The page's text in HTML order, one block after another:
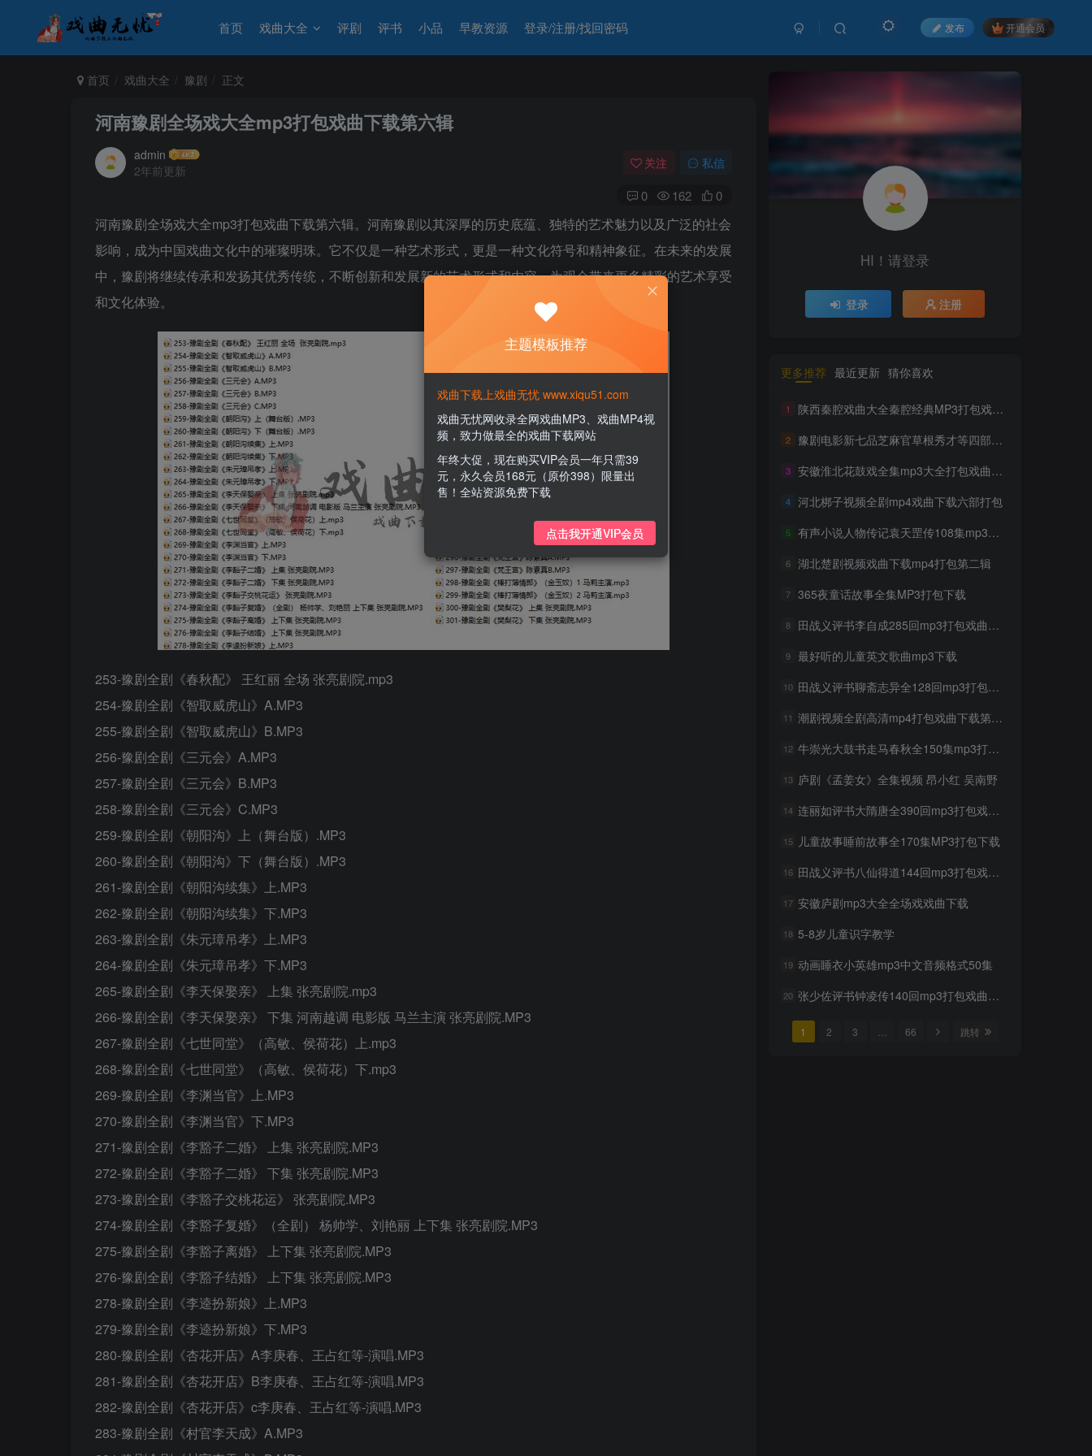
首页 戏曲大全 评剧 评书 小品 早教资源 登录/注册/找回密码 发布 开通会员
首页 戏曲大全 豫剧 正文
河南豫剧全场戏大全mp3打包戏曲下载第六辑
admin
2年前更新
关注 私信
0 162 0
河南豫剧全场戏大全mp3打包戏曲下载第六辑。河南豫剧以其深厚的历史底蕴、独特的艺术魅力以及广泛的社会
影响，成为中国戏曲文化中的璀璨明珠。它不仅是一种艺术形式，更是一种文化符号和精神象征。在未来的发展
中，豫剧将继续传承和发扬其优秀传统，不断创新和发展新的艺术形式和内容，为观众带来更多精彩的艺术享受
和文化体验。
253-豫剧全剧《春秋配》 王红丽 全场 张亮剧院.mp3
254-豫剧全剧《智取威虎山》A.MP3
255-豫剧全剧《智取威虎山》B.MP3
256-豫剧全剧《三元会》A.MP3
257-豫剧全剧《三元会》B.MP3
258-豫剧全剧《三元会》C.MP3
259-豫剧全剧《朝阳沟》上（舞台版）.MP3
260-豫剧全剧《朝阳沟》下（舞台版）.MP3
261-豫剧全剧《朝阳沟续集》上.MP3
262-豫剧全剧《朝阳沟续集》下.MP3
263-豫剧全剧《朱元璋吊孝》上.MP3
264-豫剧全剧《朱元璋吊孝》下.MP3
265-豫剧全剧《李天保娶亲》 上集 张亮剧院.mp3
266-豫剧全剧《李天保娶亲》 下集 河南越调 电影版 马兰主演 张亮剧院.MP3
267-豫剧全剧《七世同堂》（高敏、侯荷花）上.mp3
268-豫剧全剧《七世同堂》（高敏、侯荷花）下.mp3
269-豫剧全剧《李渊当官》上.MP3
270-豫剧全剧《李渊当官》下.MP3
271-豫剧全剧《李豁子二婚》 上集 张亮剧院.MP3
272-豫剧全剧《李豁子二婚》 下集 张亮剧院.MP3
273-豫剧全剧《李豁子交桃花运》 张亮剧院.MP3
274-豫剧全剧《李豁子复婚》（全剧） 杨帅学、刘艳丽 上下集 张亮剧院.MP3
275-豫剧全剧《李豁子离婚》 上下集 张亮剧院.MP3
276-豫剧全剧《李豁子结婚》 上下集 张亮剧院.MP3
278-豫剧全剧《李逵扮新娘》上.MP3
279-豫剧全剧《李逵扮新娘》下.MP3
280-豫剧全剧《杏花开店》A李庚春、王占红等-演唱.MP3
281-豫剧全剧《杏花开店》B李庚春、王占红等-演唱.MP3
282-豫剧全剧《杏花开店》c李庚春、王占红等-演唱.MP3
283-豫剧全剧《村官李天成》A.MP3
HI！请登录
登录 注册
更多推荐 最近更新 猜你喜欢
1 陕西秦腔戏曲大全秦腔经典MP3打包戏曲下载
2 豫剧电影新七品芝麻官草根秀才等四部打包戏曲下载
3 安徽淮北花鼓戏全集mp3大全打包戏曲下载
4 河北梆子视频全剧mp4戏曲下载六部打包
5 有声小说人物传记袁天罡传108集mp3打包戏曲下载
6 湖北楚剧视频戏曲下载mp4打包第二辑
7 365夜童话故事全集MP3打包下载
8 田战义评书李自成285回mp3打包戏曲下载
9 最好听的儿童英文歌曲mp3下载
10 田战义评书聊斋志异全128回mp3打包戏曲下载
11 潮剧视频全剧高清mp4打包戏曲下载第十三辑
12 牛崇光大鼓书走马春秋全150集mp3打包戏曲下载
13 庐剧《孟姜女》全集视频 昂小红 吴南野
14 连丽如评书大隋唐全390回mp3打包戏曲下载
15 儿童故事睡前故事全170集MP3打包下载
16 田战义评书八仙得道144回mp3打包戏曲下载
17 安徽庐剧mp3大全全场戏戏曲下载
18 5-8岁儿童识字教学
19 动画睡衣小英雄mp3中文音频格式50集
20 张少佐评书钟凌传140回mp3打包戏曲下载
1 2 3 66 跳转
HI！请登录
登录 注册
1705人已阅读
豫剧经典唱段大全850首mp3打包戏曲下
TOP1
合集
2年前 1301人已阅读
TOP2
收藏版郭德纲相声专辑mp3
打包戏曲下载
2年前 1162人已阅读
TOP3
潮剧精彩选段200多首mp3打
2年前 1159人已阅读
TOP4
猴子警长探案记第一二三季
2年前 925人已阅读
TOP5
超级飞侠动画片1-9季全集中
贝瓦儿歌大全mp3版346首打
豫剧选段108段mp3打包载
戏曲下载
湖北大鼓80多首mp3打包戏
主题模板推荐
戏曲下载上戏曲无忧 www.xiqu51.com
戏曲无忧网收录全网戏曲MP3、戏曲MP4视
频，致力做最全的戏曲下载网站
年终大促，现在购买VIP会员一年只需39
元，永久会员168元（原价398）限量出
售！全站资源免费下载
点击我开通VIP会员